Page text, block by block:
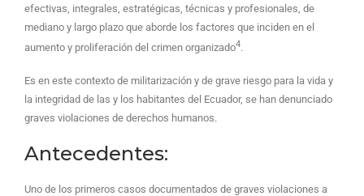
efectivas, integrales, estratégicas, técnicas y profesionales, de
mediano y largo plazo que aborde los factores que inciden en el
aumento y proliferación del crimen organizado4.
Es en este contexto de militarización y de grave riesgo para la vida y
la integridad de las y los habitantes del Ecuador, se han denunciado
graves violaciones de derechos humanos.
Antecedentes:
Uno de los primeros casos documentados de graves violaciones a